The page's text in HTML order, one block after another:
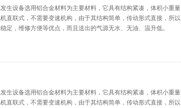
生设备选用铝合金材料为主要材料，它具有结构紧凑，体积小重量
直联式，不需要变速机构，由于其结构简单，传动形式直接，所以
定，维修方便等优点，而且送出的气源无水、无油、温升低。
生设备选用铝合金材料为主要材料，它具有结构紧凑，体积小重量
直联式，不需要变速机构，由于其结构简单，传动形式直接，所以